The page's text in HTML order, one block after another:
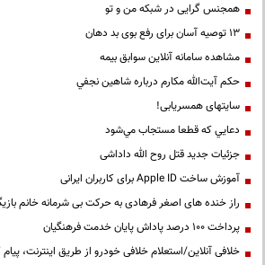
همجنس گرایی در شبکه من و تو
13 توصیه آسان برای رفع بوی بد دهان
مشاهده سامانه آنلاين سوابق بیمه
حكم آيت‌الله مكارم درباره شاهين نجفي
سایتهای همسریابی!
دعايي كه قطعا مستجاب مي‌شود
جزئیات جدید قتل روح الله داداشی
آموزش ساخت Apple ID برای کاربران ایرانی
راز خنده های اصغر فرهادی به حرکت بی شرمانه خانم
پرداخت ۱۰۰ درصد پاداش پایان خدمت فرهنگیان
خلافی آنلاین/استعلام خلافی خودرو از طریق اینترنت، پیام